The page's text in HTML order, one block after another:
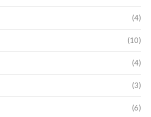
(4)
(10)
(4)
(3)
(6)